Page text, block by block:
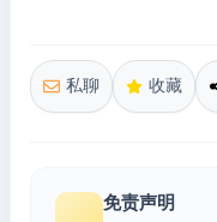
私聊 收藏
免责声明